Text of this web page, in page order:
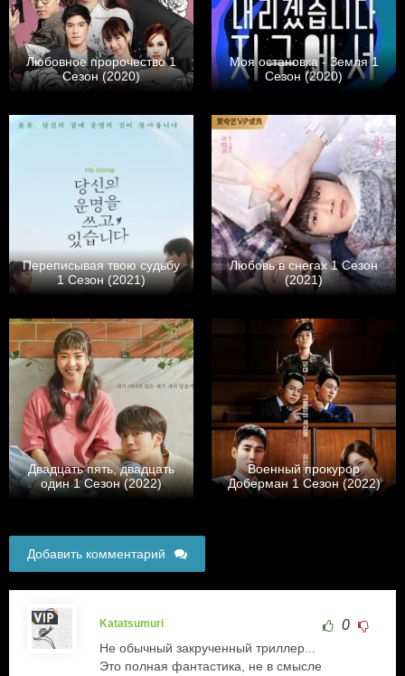
Любовное пророчество 1
Сезон (2020)
Моя остановка - Земля 1
Сезон (2020)
Переписывая твою судьбу
1 Сезон (2021)
Любовь в снегах 1 Сезон
(2021)
Двадцать пять, двадцать
один 1 Сезон (2022)
Военный прокурор
Доберман 1 Сезон (2022)
Добавить комментарий
Katatsumuri 0
Не обычный закрученный триллер...
Это полная фантастика, не в смысле